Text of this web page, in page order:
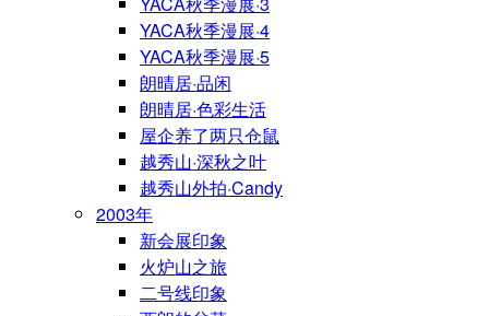
YACA秋季漫展·4
YACA秋季漫展·5
朗晴居·品闲
朗晴居·色彩生活
屋企养了两只仓鼠
越秀山·深秋之叶
越秀山外拍·Candy
2003年
新会展印象
火炉山之旅
二号线印象